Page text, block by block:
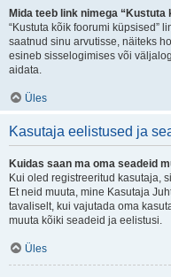
Mida teeb link nimega
“Kustuta kõik foorumi küpsised”
saatnud sinu arvutisse, näiteks
esineb sisselogimises või
aidata.
Üles
Kasutaja eelistused ja
Kuidas saan ma oma seadeid
Kui oled registreeritud kasutaja,
Et neid muuta, mine Kasutaja
tavaliselt, kui vajutada oma
muuta kõiki seadeid ja eelistusi.
Üles